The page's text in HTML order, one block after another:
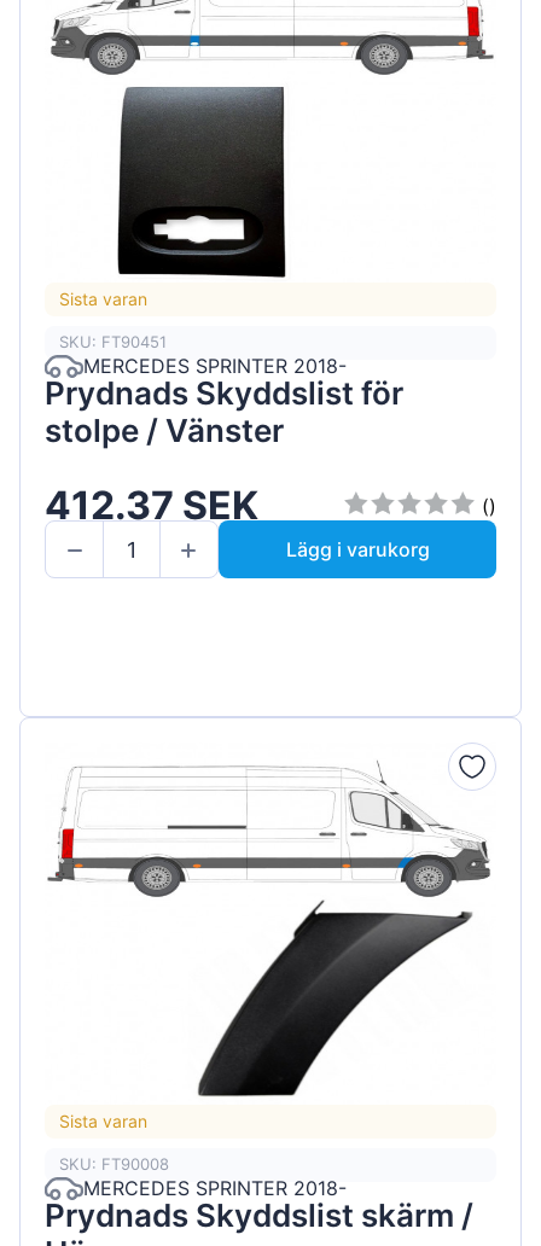
Sista varan
SKU: FT90451
MERCEDES SPRINTER 2018-
Prydnads Skyddslist för
stolpe / Vänster
412.37 SEK
()
Lägg i varukorg
Sista varan
SKU: FT90008
MERCEDES SPRINTER 2018-
Prydnads Skyddslist skärm /